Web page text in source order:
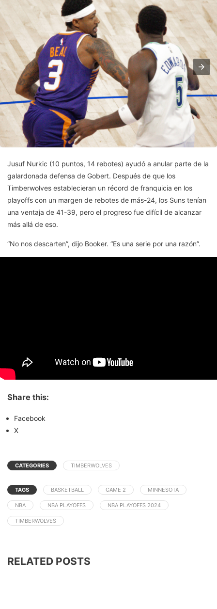
Jusuf Nurkic (10 puntos, 14 rebotes) ayudó a anular parte de la
galardonada defensa de Gobert. Después de que los
Timberwolves establecieran un récord de franquicia en los
playoffs con un margen de rebotes de más-24, los Suns tenían
una ventaja de 41-39, pero el progreso fue difícil de alcanzar
más allá de eso.
“No nos descarten”, dijo Booker. “Es una serie por una razón”.
Share this:
Facebook
X
CATEGORIES TIMBERWOLVES
TAGS BASKETBALL GAME 2 MINNESOTA
NBA NBA PLAYOFFS NBA PLAYOFFS 2024
TIMBERWOLVES
RELATED POSTS